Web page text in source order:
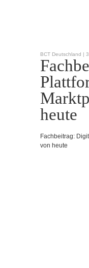
BCT Deutschland |
heute
Fachbeitrag:
von heute